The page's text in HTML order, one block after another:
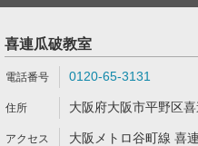
喜連瓜破教室
0120-65-3131
大阪府大阪市平野区
大阪メトロ谷町線 喜